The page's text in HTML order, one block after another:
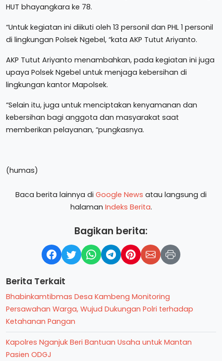
HUT bhayangkara ke 78.
“Untuk kegiatan ini diikuti oleh 13 personil dan PHL 1 personil
di lingkungan Polsek Ngebel, “kata AKP Tutut Ariyanto.
AKP Tutut Ariyanto menambahkan, pada kegiatan ini juga
upaya Polsek Ngebel untuk menjaga kebersihan di
lingkungan kantor Mapolsek.
“Selain itu, juga untuk menciptakan kenyamanan dan
kebersihan bagi anggota dan masyarakat saat
memberikan pelayanan, “pungkasnya.
(humas)
Baca berita lainnya di Google News atau langsung di
halaman Indeks Berita.
Bagikan berita:
Berita Terkait
Bhabinkamtibmas Desa Kambeng Monitoring
Persawahan Warga, Wujud Dukungan Polri terhadap
Ketahanan Pangan
Kapolres Nganjuk Beri Bantuan Usaha untuk Mantan
Pasien ODGJ